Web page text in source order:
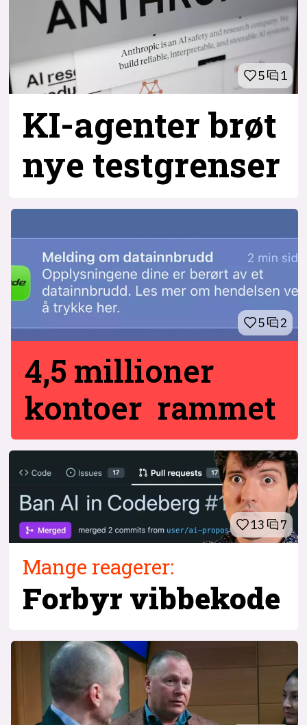
5 1
KI-agenter brøt
nye testgrenser
5 2
4,5 millioner
kontoer rammet
13 7
Mange reagerer:
Forbyr vibbekode